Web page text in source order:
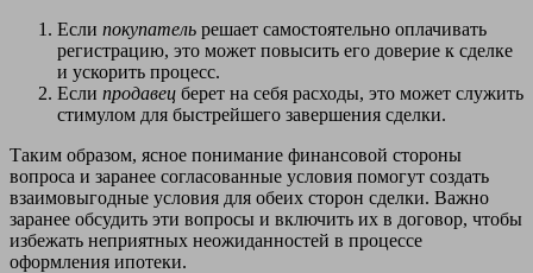
Если покупатель решает самостоятельно оплачивать
регистрацию, это может повысить его доверие к сделке
и ускорить процесс.
Если продавец берет на себя расходы, это может служить
стимулом для быстрейшего завершения сделки.
Таким образом, ясное понимание финансовой стороны
вопроса и заранее согласованные условия помогут создать
взаимовыгодные условия для обеих сторон сделки. Важно
заранее обсудить эти вопросы и включить их в договор, чтобы
избежать неприятных неожиданностей в процессе
оформления ипотеки.